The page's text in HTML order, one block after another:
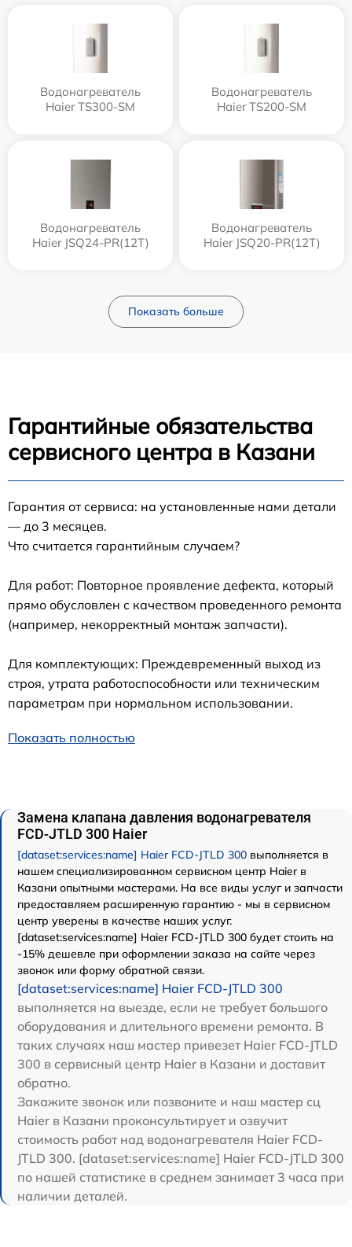
Водонагреватель
Haier TS300-SM
Водонагреватель
Haier TS200-SM
Водонагреватель
Haier JSQ24-PR(12T)
Водонагреватель
Haier JSQ20-PR(12T)
Показать больше
Гарантийные обязательства
сервисного центра в Казани
Гарантия от сервиса: на установленные нами детали
— до 3 месяцев.
Что считается гарантийным случаем?
Для работ: Повторное проявление дефекта, который
прямо обусловлен с качеством проведенного ремонта
(например, некорректный монтаж запчасти).
Для комплектующих: Преждевременный выход из
строя, утрата работоспособности или техническим
параметрам при нормальном использовании.
Показать полностью
Замена клапана давления водонагревателя
FCD-JTLD 300 Haier
[dataset:services:name] Haier FCD-JTLD 300 выполняется в
нашем специализированном сервисном центр Haier в
Казани опытными мастерами. На все виды услуг и запчасти
предоставляем расширенную гарантию - мы в сервисном
центр уверены в качестве наших услуг.
[dataset:services:name] Haier FCD-JTLD 300 будет стоить на
-15% дешевле при оформлении заказа на сайте через
звонок или форму обратной связи.
[dataset:services:name] Haier FCD-JTLD 300
выполняется на выезде, если не требует большого
оборудования и длительного времени ремонта. В
таких случаях наш мастер привезет Haier FCD-JTLD
300 в сервисный центр Haier в Казани и доставит
обратно.
Закажите звонок или позвоните и наш мастер сц
Haier в Казани проконсультирует и озвучит
стоимость работ над водонагревателя Haier FCD-
JTLD 300. [dataset:services:name] Haier FCD-JTLD 300
по нашей статистике в среднем занимает 3 часа при
наличии деталей.